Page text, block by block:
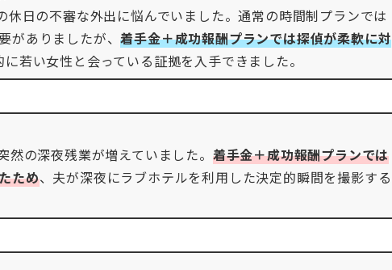
休日の不審な外出に悩んでいました。通常の時間制プランでは
がありましたが、着手金＋成功報酬プランでは探偵が柔軟に対
若い女性と会っている証拠を入手できました。
の深夜残業が増えていました。 着手金＋成功報酬プランでは
ため、夫が深夜にラブホテルを利用した決定的瞬間を撮影する